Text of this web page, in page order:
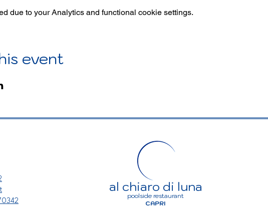
due to your Analytics and functional cookie settings.
event
al chiaro di luna
poolside restaurant
CAPRI